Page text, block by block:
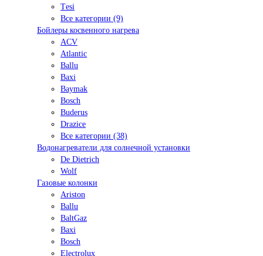
Tеsi
Все категории (9)
Бойлеры косвенного нагрева
ACV
Atlantic
Ballu
Baxi
Baymak
Bosch
Buderus
Drazice
Все категории (38)
Водонагреватели для солнечной установки
De Dietrich
Wolf
Газовые колонки
Ariston
Ballu
BaltGaz
Baxi
Bosсh
Electrolux